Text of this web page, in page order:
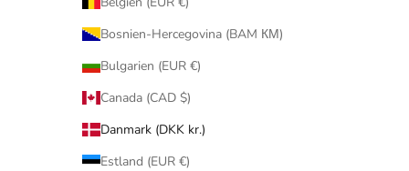
Bosnien-Hercegovina (BAM КМ)
Bulgarien (EUR €)
Canada (CAD $)
Danmark (DKK kr.)
Estland (EUR €)